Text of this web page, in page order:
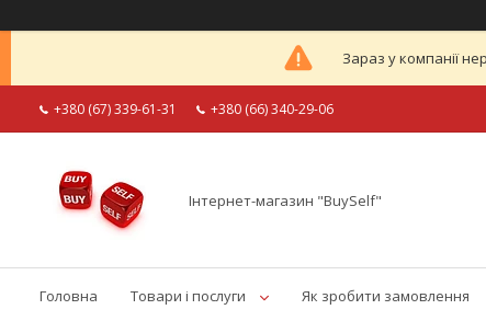
Зараз у компанії
+380 (67) 339-61-31 +380 (66) 340-29-06
Інтернет-магазин "BuySelf"
Головна Товари і послуги Як зробити замовлення